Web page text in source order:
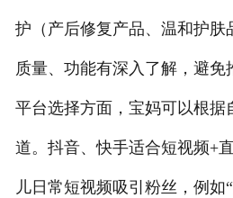
护（产后修复产品、温和护肤
质量、功能有深入了解，避免
平台选择方面，宝妈可以根据
道。抖音、快手适合短视频+
儿日常短视频吸引粉丝，例如